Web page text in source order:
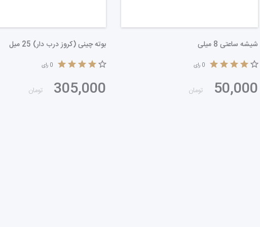
شیشه ساعتی 8 میلی
0 رای
50,000 تومان
بطری BOD
0 رای
234,000 تومان